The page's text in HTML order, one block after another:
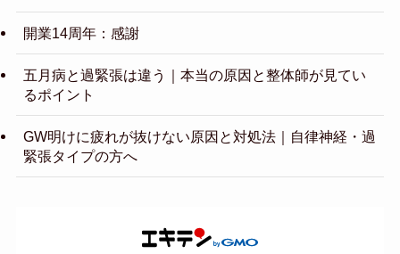
開業14周年：感謝
五月病と過緊張は違う｜本当の原因と整体師が見てい
るポイント
GW明けに疲れが抜けない原因と対処法｜自律神経・過
緊張タイプの方へ